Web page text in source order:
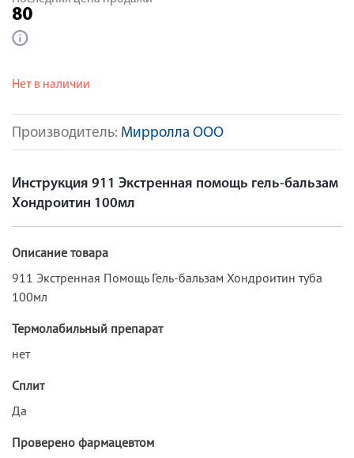
Производитель: Мирролла ООО
80
Нет в наличии
Инструкция 911 Экстренная помощь гель-бальзам
Хондроитин 100мл
Описание товара
911 Экстренная Помощь Гель-бальзам Хондроитин туба
100мл
Термолабильный препарат
нет
Сплит
Да
Проверено фармацевтом